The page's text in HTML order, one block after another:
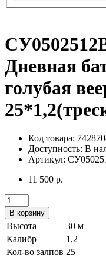
Дневная
голубая
Код товара:
Доступность: В
Артикул:
11 500 р.
В корзину
Высота
30 м
Калибр
1,2
Кол-во залпов 25